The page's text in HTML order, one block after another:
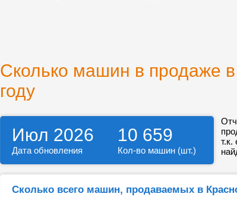
Сколько машин в продаже
году
Июл 2026 10 659
Дата обновления Кол-во машин (шт.)
Сколько всего машин, продаваемых в